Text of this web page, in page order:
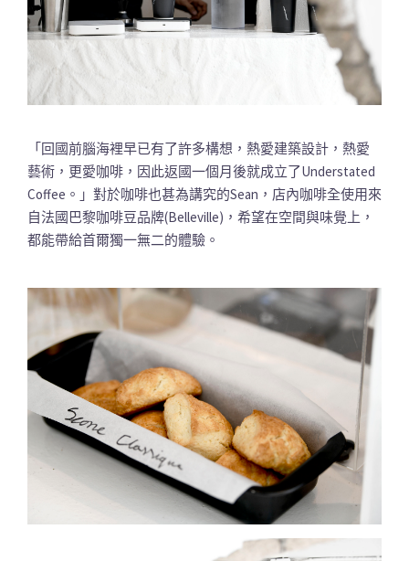
「回國前腦海裡早已有了許多構想，熱愛建築設計，熱愛
藝術，更愛咖啡，因此返國一個月後就成立了Understated
Coffee。」對於咖啡也甚為講究的Sean，店內咖啡全使用來
自法國巴黎咖啡豆品牌(Belleville)，希望在空間與味覺上，
都能帶給首爾獨一無二的體驗。